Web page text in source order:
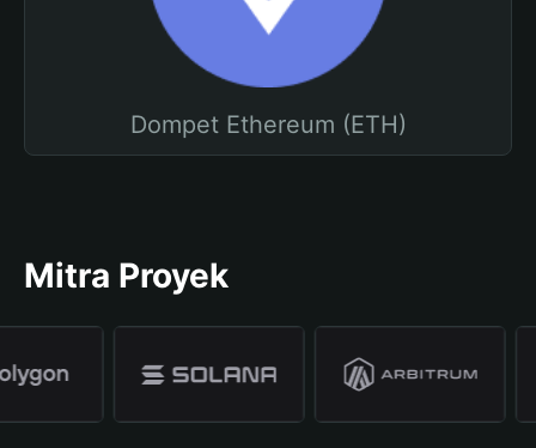
Dompet Ethereum (ETH)
Mitra Proyek